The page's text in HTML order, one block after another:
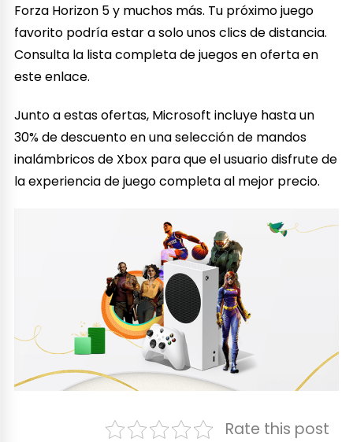
Forza Horizon 5 y muchos más. Tu próximo juego
favorito podría estar a solo unos clics de distancia.
Consulta la lista completa de juegos en oferta en
este enlace.
Junto a estas ofertas, Microsoft incluye hasta un
30% de descuento en una selección de mandos
inalámbricos de Xbox para que el usuario disfrute de
la experiencia de juego completa al mejor precio.
Rate this post